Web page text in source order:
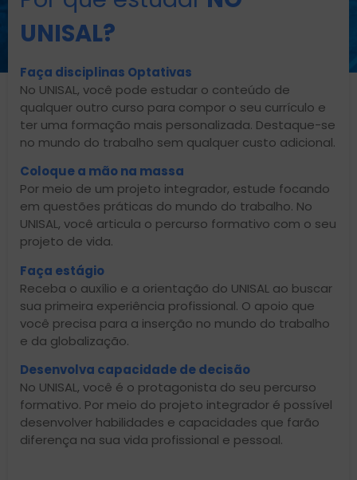
UNISAL?
Faça disciplinas Optativas
No UNISAL, você pode estudar o conteúdo de
qualquer outro curso para compor o seu currículo e
ter uma formação mais personalizada. Destaque-se
no mundo do trabalho sem qualquer custo adicional.
Coloque a mão na massa
Por meio de um projeto integrador, estude focando
em questões práticas do mundo do trabalho. No
UNISAL, você articula o percurso formativo com o seu
projeto de vida.
Faça estágio
Receba o auxílio e a orientação do UNISAL ao buscar
sua primeira experiência profissional. O apoio que
você precisa para a inserção no mundo do trabalho
e da globalização.
Desenvolva capacidade de decisão
No UNISAL, você é o protagonista do seu percurso
formativo. Por meio do projeto integrador é possível
desenvolver habilidades e capacidades que farão
diferença na sua vida profissional e pessoal.